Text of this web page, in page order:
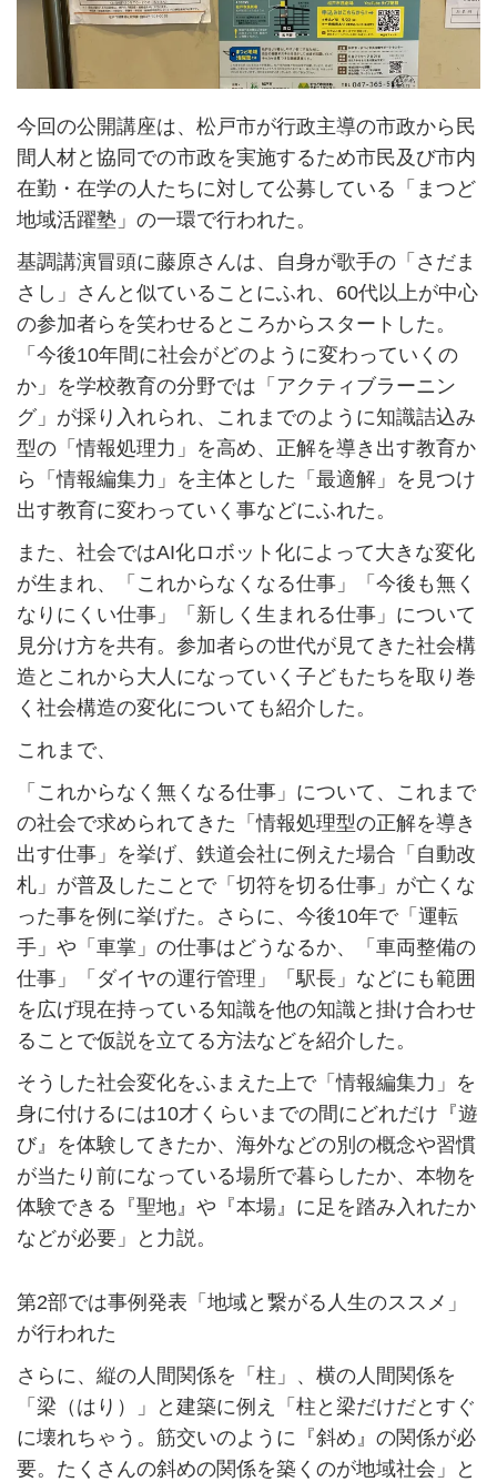
今回の公開講座は、松戸市が行政主導の市政から民
間人材と協同での市政を実施するため市民及び市内
在勤・在学の人たちに対して公募している「まつど
地域活躍塾」の一環で行われた。
基調講演冒頭に藤原さんは、自身が歌手の「さだま
さし」さんと似ていることにふれ、60代以上が中心
の参加者らを笑わせるところからスタートした。
「今後10年間に社会がどのように変わっていくの
か」を学校教育の分野では「アクティブラーニン
グ」が採り入れられ、これまでのように知識詰込み
型の「情報処理力」を高め、正解を導き出す教育か
ら「情報編集力」を主体とした「最適解」を見つけ
出す教育に変わっていく事などにふれた。
また、社会ではAI化ロボット化によって大きな変化
が生まれ、「これからなくなる仕事」「今後も無く
なりにくい仕事」「新しく生まれる仕事」について
見分け方を共有。参加者らの世代が見てきた社会構
造とこれから大人になっていく子どもたちを取り巻
く社会構造の変化についても紹介した。
これまで、
「これからなく無くなる仕事」について、これまで
の社会で求められてきた「情報処理型の正解を導き
出す仕事」を挙げ、鉄道会社に例えた場合「自動改
札」が普及したことで「切符を切る仕事」が亡くな
った事を例に挙げた。さらに、今後10年で「運転
手」や「車掌」の仕事はどうなるか、「車両整備の
仕事」「ダイヤの運行管理」「駅長」などにも範囲
を広げ現在持っている知識を他の知識と掛け合わせ
ることで仮説を立てる方法などを紹介した。
そうした社会変化をふまえた上で「情報編集力」を
身に付けるには10才くらいまでの間にどれだけ『遊
び』を体験してきたか、海外などの別の概念や習慣
が当たり前になっている場所で暮らしたか、本物を
体験できる『聖地』や『本場』に足を踏み入れたか
などが必要」と力説。
第2部では事例発表「地域と繋がる人生のススメ」
が行われた
さらに、縦の人間関係を「柱」、横の人間関係を
「梁（はり）」と建築に例え「柱と梁だけだとすぐ
に壊れちゃう。筋交いのように『斜め』の関係が必
要。たくさんの斜めの関係を築くのが地域社会」と